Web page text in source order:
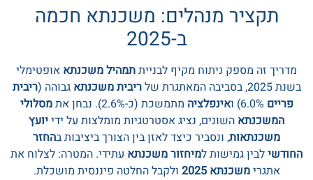
תקציר מנהלים: משכנתא חכמה
ב-2025
מדריך זה מספק ניתוח מקיף לבנייתתמהיל משכנתא אופטימלי
בשנת 2025, בסביבה המאתגרת של
ריבית משכנתא גבוהה (ריבית
פריים
אינפלציה מתמשכת (כ-2.6%). נבחן את
מסלולי
המשכנתא השונים, נציג אסטרטגיות מומלצות על ידייועץ
משכנתאות, ונסביר כיצד לאזן בין הצורך ביציבות בהחזר
החודשילבין גמישות למיחזור משכנתא עתידי. המטרה: לצלוח את
אתגרימשכנתא 2025 ולקבל החלטה פיננסית מושכלת.